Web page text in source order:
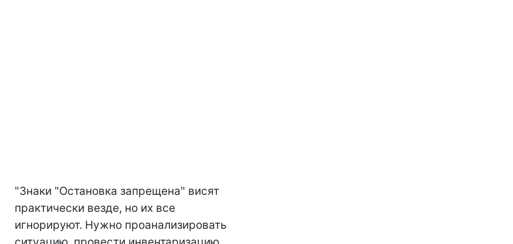
"Знаки "Остановка запрещена" висят
практически везде, но их все
игнорируют. Нужно проанализировать